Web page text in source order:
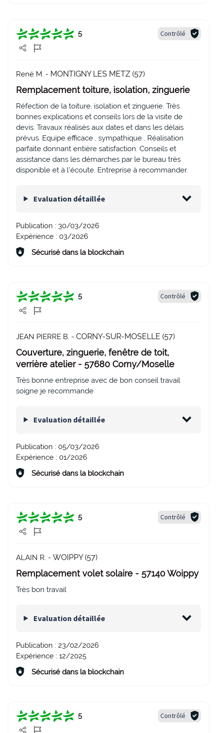
5 Contrôlé
René M. - MONTIGNY LES METZ (57)
Remplacement toiture, isolation, zinguerie
Réfection de la toiture, isolation et zinguerie. Très
bonnes explications et conseils lors de la visite de
devis. Travaux réalisés aux dates et dans les délais
prévus. Equipe efficace , sympathique . Réalisation
parfaite donnant entière satisfaction. Conseils et
assistance dans les démarches par le bureau très
disponible et à l'écoute. Entreprise à recommander.
Evaluation détaillée
Publication : 30/03/2026
Expérience : 03/2026
Sécurisé dans la blockchain
5 Contrôlé
JEAN PIERRE B. - CORNY-SUR-MOSELLE (57)
Couverture, zinguerie, fenêtre de toit,
verrière atelier - 57680 Corny/Moselle
Très bonne entreprise avec de bon conseil travail
soigne je recommande
Evaluation détaillée
Publication : 05/03/2026
Expérience : 01/2026
Sécurisé dans la blockchain
5 Contrôlé
ALAIN R. - WOIPPY (57)
Remplacement volet solaire - 57140 Woippy
Très bon travail
Evaluation détaillée
Publication : 23/02/2026
Expérience : 12/2025
Sécurisé dans la blockchain
5 Contrôlé